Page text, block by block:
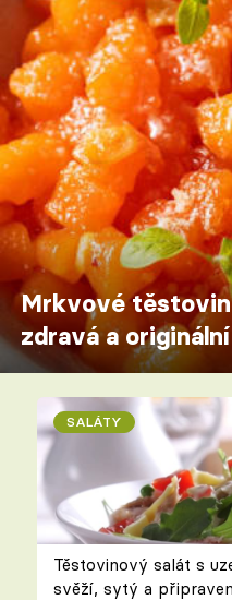
Mrkvové
zdravá a
SALÁTY
Těstovinový salát s
svěží, sytý a